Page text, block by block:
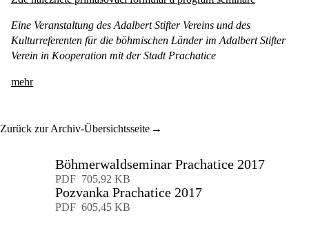
Eine Veranstaltung des Adalbert Stifter Vereins und des
Kulturreferenten für die böhmischen Länder im Adalbert Stifter
Verein in Kooperation mit der Stadt Prachatice
mehr
Zurück zur Archiv-Übersichtsseite
Böhmerwaldseminar Prachatice 2017
PDF 705,92 KB
Pozvanka Prachatice 2017
PDF 605,45 KB